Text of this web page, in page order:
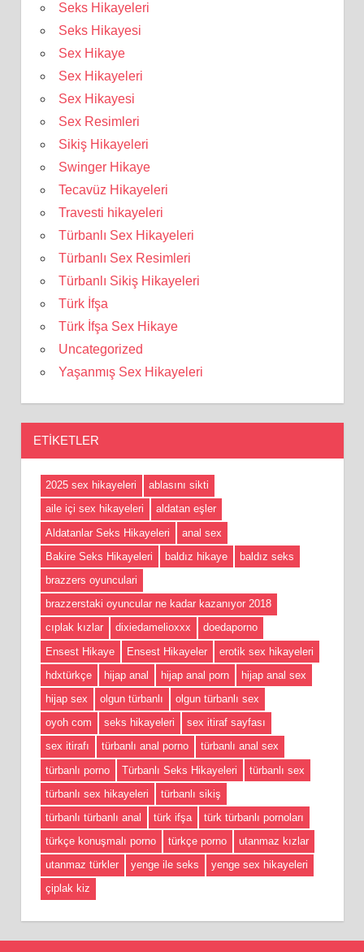
Seks Hikayeleri
Seks Hikayesi
Sex Hikaye
Sex Hikayeleri
Sex Hikayesi
Sex Resimleri
Sikiş Hikayeleri
Swinger Hikaye
Tecavüz Hikayeleri
Travesti hikayeleri
Türbanlı Sex Hikayeleri
Türbanlı Sex Resimleri
Türbanlı Sikiş Hikayeleri
Türk İfşa
Türk İfşa Sex Hikaye
Uncategorized
Yaşanmış Sex Hikayeleri
ETIKETLER
2025 sex hikayeleri
ablasını sikti
aile içi sex hikayeleri
aldatan eşler
Aldatanlar Seks Hikayeleri
anal sex
Bakire Seks Hikayeleri
baldız hikaye
baldız seks
brazzers oyunculari
brazzerstaki oyuncular ne kadar kazanıyor 2018
cıplak kızlar
dixiedamelioxxx
doedaporno
Ensest Hikaye
Ensest Hikayeler
erotik sex hikayeleri
hdxtürkçe
hijap anal hijap anal porn
hijap anal sex
hijap sex
olgun türbanlı
olgun türbanlı sex
oyoh com
seks hikayeleri
sex itiraf sayfası
sex itirafı
türbanlı anal porno
türbanlı anal sex
türbanlı porno
Türbanlı Seks Hikayeleri
türbanlı sex
türbanlı sex hikayeleri
türbanlı sikiş
türbanlı türbanlı anal
türk ifşa
türk türbanlı pornoları
türkçe konuşmalı porno
türkçe porno
utanmaz kızlar
utanmaz türkler
yenge ile seks
yenge sex hikayeleri
çiplak kiz